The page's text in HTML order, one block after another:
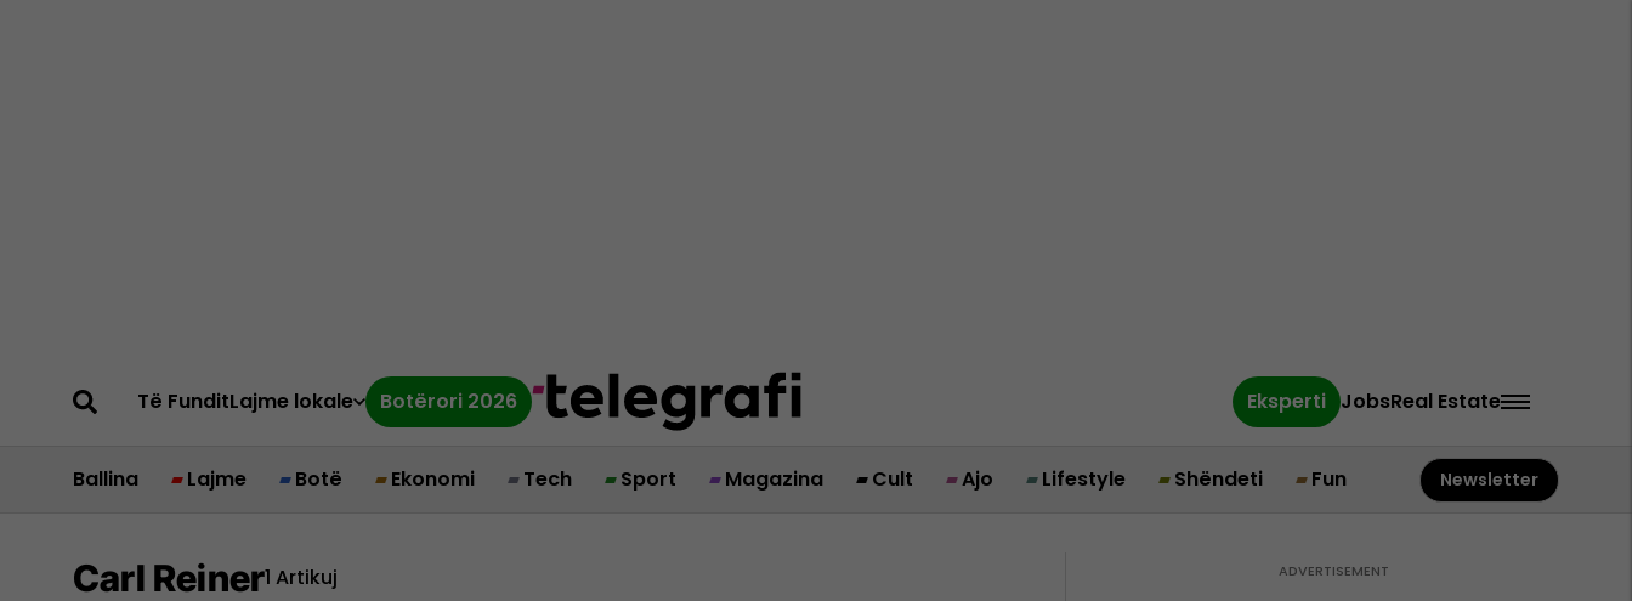
Të FunditLajme lokale Botërori 2026 Eksperti JobsReal Estate
Ballina Lajme Botë Ekonomi Tech Sport Magazina Cult Ajo Lifestyle Shëndeti Fun Newsletter
Carl Reiner1 Artikuj